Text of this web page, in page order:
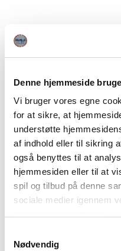
Denne hjemmeside
Vi bruger vores egne
for at sikre, at
understøtte
af indhold eller til sikring
også benyttes til at
hjemmesiden eller til at
spil og tilbud på denne
sociale medier igennem
Du kan læse mere om
Nødvendig